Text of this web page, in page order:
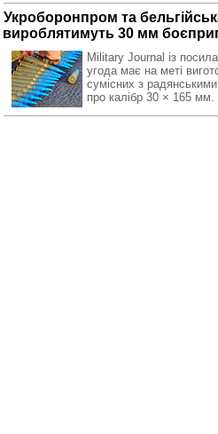
Укроборонпром та
вироблятимуть 30 мм
Military Journal із
угода має на меті
сумісних з
про калібр 30 × 165 мм.